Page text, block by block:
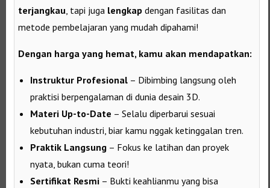
terjangkau , tapi juga lengkapdengan fasilitas dan
metode pembelajaran yang mudah dipahami!
Dengan harga yang hemat, kamu akan mendapatkan:
Instruktur Profesional – Dibimbing langsung oleh
praktisi berpengalaman di dunia desain 3D.
Materi Up-to-Date – Selalu diperbarui sesuai
kebutuhan industri, biar kamu nggak ketinggalan tren.
Praktik Langsung – Fokus ke latihan dan proyek
nyata, bukan cuma teori!
Sertifikat Resmi – Bukti keahlianmu yang bisa